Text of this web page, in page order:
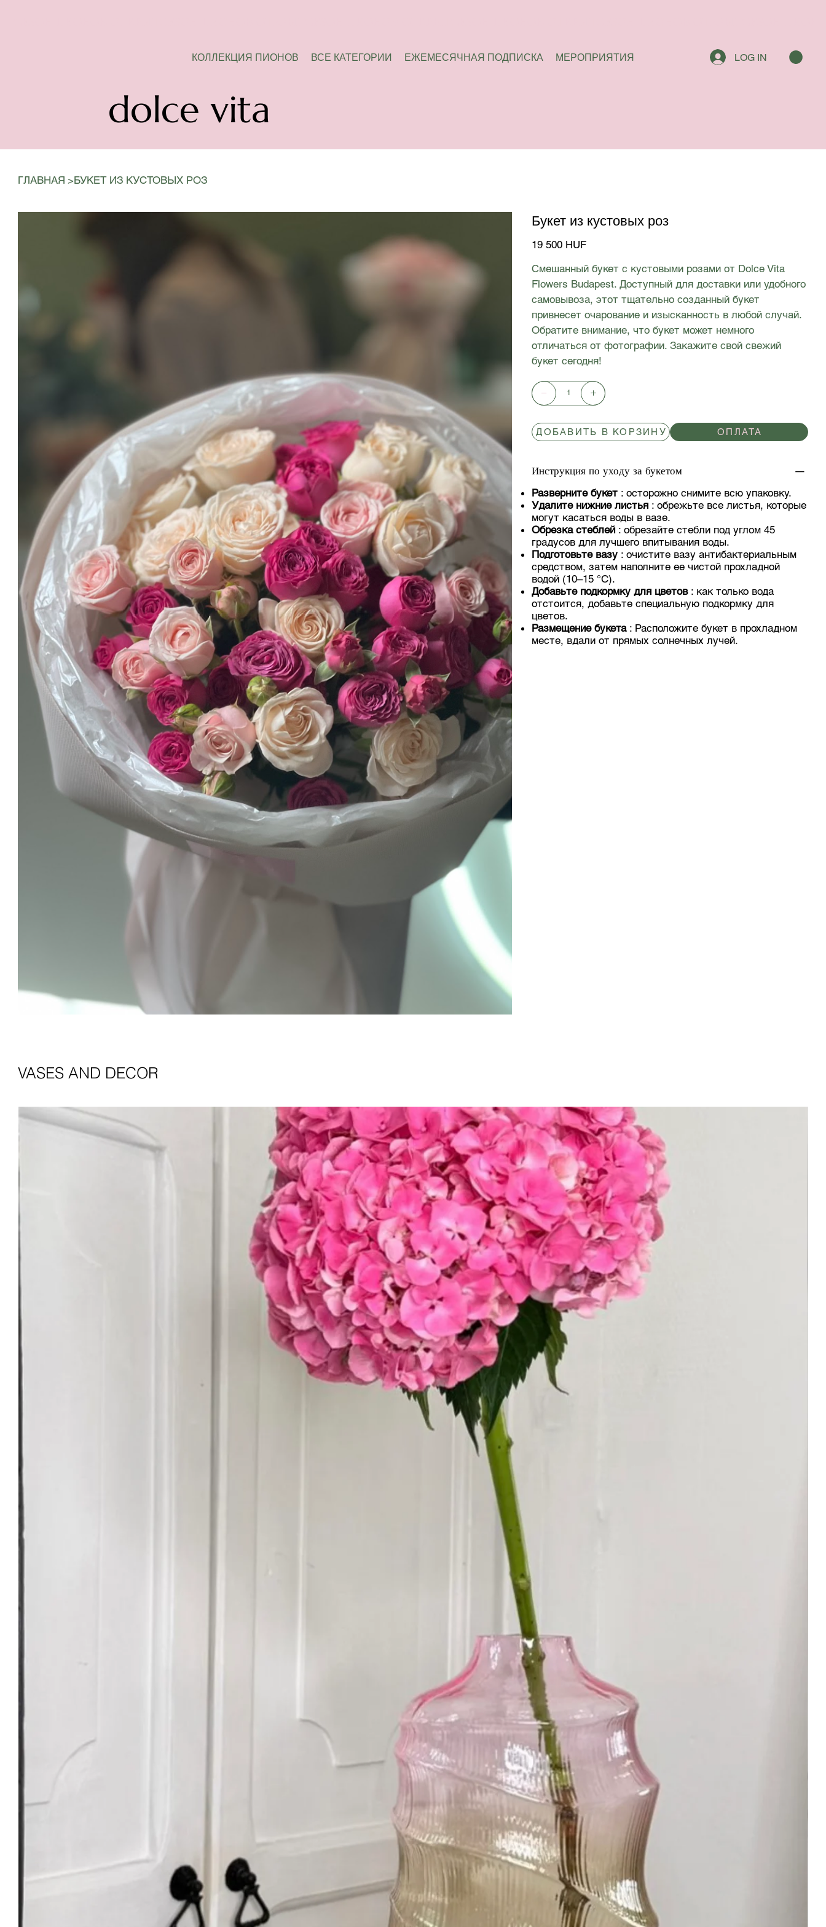
LOG IN
dolce vita
КОЛЛЕКЦИЯ ПИОНОВ ВСЕ КАТЕГОРИИ ЕЖЕМЕСЯЧНАЯ ПОДПИСКА МЕРОПРИЯТИЯ
ГЛАВНАЯ >БУКЕТ ИЗ КУСТОВЫХ РОЗ
Букет из кустовых роз
19 500 HUF
Смешанный букет с кустовыми розами от Dolce Vita
Flowers Budapest. Доступный для доставки или удобного
самовывоза, этот тщательно созданный букет
привнесет очарование и изысканность в любой случай.
Обратите внимание, что букет может немного
отличаться от фотографии. Закажите свой свежий
букет сегодня!
ДОБАВИТЬ В КОРЗИНУ ОПЛАТА
Инструкция по уходу за букетом
Разверните букет : осторожно снимите всю упаковку.
Удалите нижние листья : обрежьте все листья, которые
могут касаться воды в вазе.
Обрезка стеблей : обрезайте стебли под углом 45
градусов для лучшего впитывания воды.
Подготовьте вазу : очистите вазу антибактериальным
средством, затем наполните ее чистой прохладной
водой (10–15 °C).
Добавьте подкормку для цветов: как только вода
отстоится, добавьте специальную подкормку для
цветов.
Размещение букета: Расположите букет в прохладном
месте, вдали от прямых солнечных лучей.
VASES AND DECOR